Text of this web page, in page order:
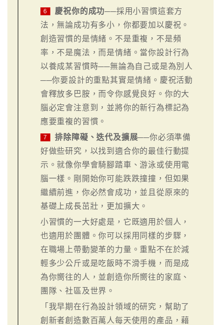
6 慶祝你的成功──採用小習慣這套方
法，無論成功有多小，你都要加以慶祝。
創造習慣的是情緒。不是重複，不是頻
率，不是魔法，而是情緒。當你設計行為
以養成某習慣時──無論為自己或是為別人
──你要設計的重點其實是情緒。慶祝活動
會釋放多巴胺，而令你感覺良好。你的大
腦必定會注意到，並將你的新行為標記為
應要重複的習慣。
7 排除障礙、迭代及擴展──你必須準備
好做些研究，以找到適合你的最佳行動提
示。就像你學會騎腳踏車、游泳或使用電
腦一樣。剛開始你可能跌跌撞撞，但如果
繼續前進，你必然會成功，並且從原來的
基礎上成長茁壯，更加擴大。
小習慣的一大好處是，它既適用於個人，
也適用於團體。你可以採用同樣的步驟，
在職場上帶動變革的力量。重點不在於減
輕多少公斤或是吃飯時不滑手機，而是成
為你嚮往的人，並創造你所嚮往的家庭、
團隊、社區及世界。
「我早期在行為設計領域的研究，幫助了
創新者創造數百萬人每天使用的產品，藉